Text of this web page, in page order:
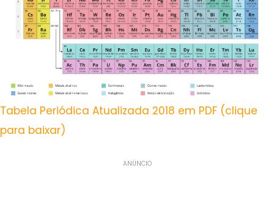
Tabela Periódica Atualizada 2018 em PDF (clique
para baixar)
ANÚNCIO